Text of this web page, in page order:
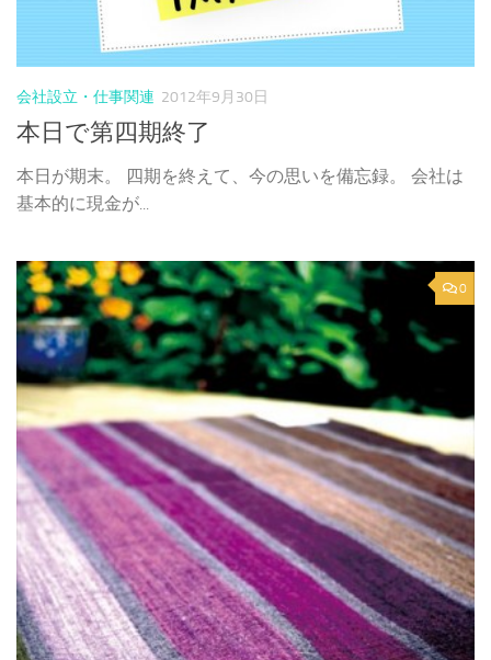
会社設立・仕事関連 2012年9月30日
本日で第四期終了
本日が期末。 四期を終えて、今の思いを備忘録。 会社は
基本的に現金が...
0